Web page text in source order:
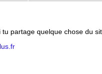
partage quelque chose du